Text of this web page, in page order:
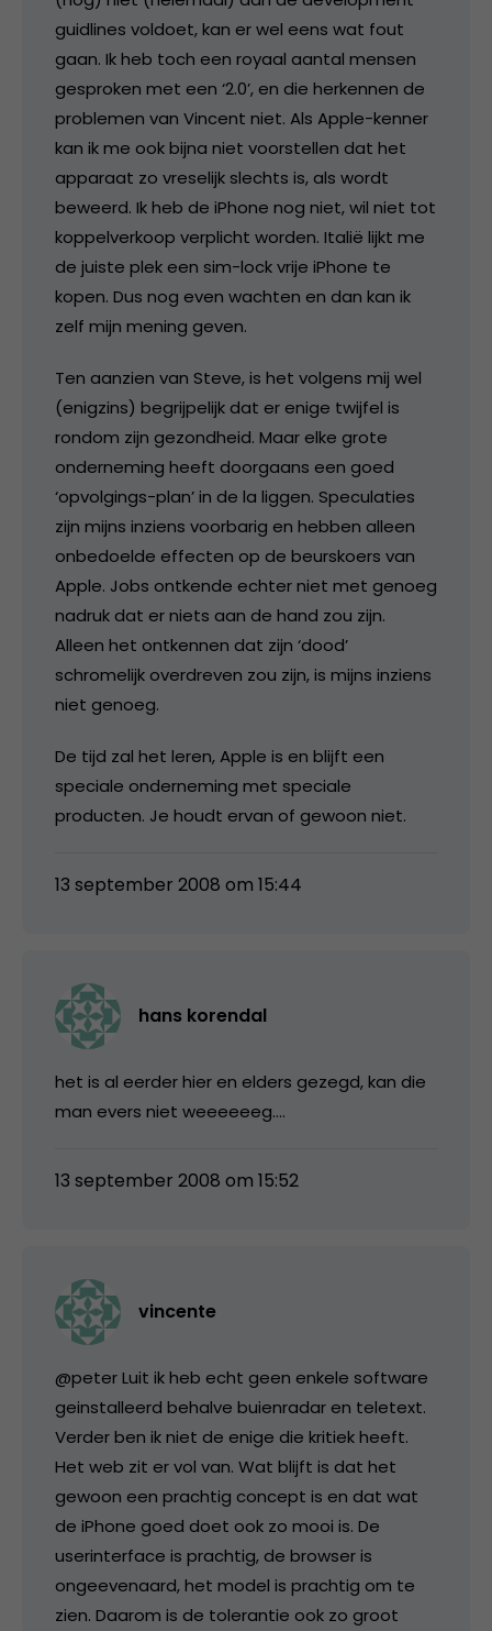
guidlines voldoet, kan er wel eens wat fout
gaan. Ik heb toch een royaal aantal mensen
gesproken met een ‘2.0’, en die herkennen de
problemen van Vincent niet. Als Apple-kenner
kan ik me ook bijna niet voorstellen dat het
apparaat zo vreselijk slechts is, als wordt
beweerd. Ik heb de iPhone nog niet, wil niet tot
koppelverkoop verplicht worden. Italië lijkt me
de juiste plek een sim-lock vrije iPhone te
kopen. Dus nog even wachten en dan kan ik
zelf mijn mening geven.
Ten aanzien van Steve, is het volgens mij wel
(enigzins) begrijpelijk dat er enige twijfel is
rondom zijn gezondheid. Maar elke grote
onderneming heeft doorgaans een goed
‘opvolgings-plan’ in de la liggen. Speculaties
zijn mijns inziens voorbarig en hebben alleen
onbedoelde effecten op de beurskoers van
Apple. Jobs ontkende echter niet met genoeg
nadruk dat er niets aan de hand zou zijn.
Alleen het ontkennen dat zijn ‘dood’
schromelijk overdreven zou zijn, is mijns inziens
niet genoeg.
De tijd zal het leren, Apple is en blijft een
speciale onderneming met speciale
producten. Je houdt ervan of gewoon niet.
13 september 2008 om 15:44
hans korendal
het is al eerder hier en elders gezegd, kan die
man evers niet weeeeeeg….
13 september 2008 om 15:52
vincente
@peter Luit ik heb echt geen enkele software
geinstalleerd behalve buienradar en teletext.
Verder ben ik niet de enige die kritiek heeft.
Het web zit er vol van. Wat blijft is dat het
gewoon een prachtig concept is en dat wat
de iPhone goed doet ook zo mooi is. De
userinterface is prachtig, de browser is
ongeevenaard, het model is prachtig om te
zien. Daarom is de tolerantie ook zo groot